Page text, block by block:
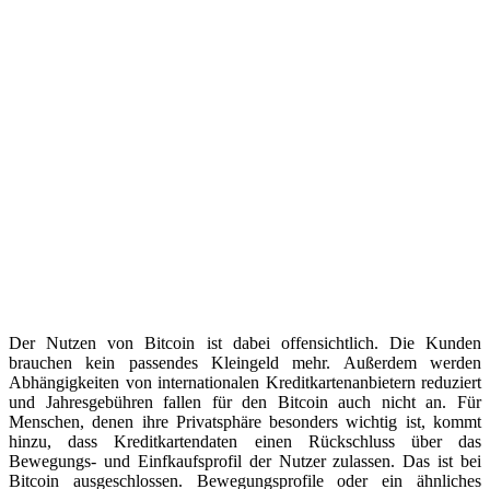
Der Nutzen von Bitcoin ist dabei offensichtlich. Die Kunden
brauchen kein passendes Kleingeld mehr. Außerdem werden
Abhängigkeiten von internationalen Kreditkartenanbietern reduziert
und Jahresgebühren fallen für den Bitcoin auch nicht an. Für
Menschen, denen ihre Privatsphäre besonders wichtig ist, kommt
hinzu, dass Kreditkartendaten einen Rückschluss über das
Bewegungs- und Einfkaufsprofil der Nutzer zulassen. Das ist bei
Bitcoin ausgeschlossen. Bewegungsprofile oder ein ähnliches